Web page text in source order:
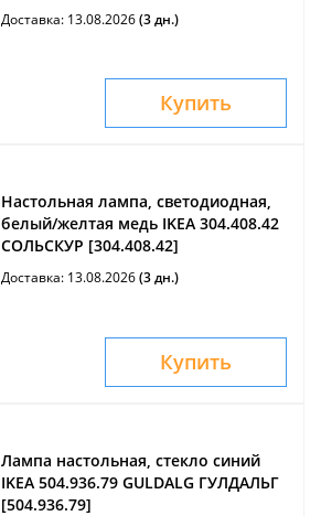
Доставка: 13.08.2026(3 дн.)
Купить
Настольная лампа, светодиодная,
белый/желтая медь IKEA 304.408.42
СОЛЬСКУР [304.408.42]
Доставка: 13.08.2026(3 дн.)
Купить
Лампа настольная, стекло синий
IKEA 504.936.79 GULDALG ГУЛДАЛЬГ
[504.936.79]